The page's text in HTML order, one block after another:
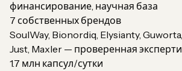
финансирование, научная база
7 собственных брендов
SoulWay, Bionordiq, Elysianty,
Just, Maxler — проверенная
1.7 млн капсул/сутки